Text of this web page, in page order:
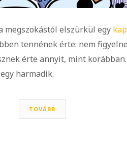
megszokástól elszürkül egy
tennének érte: nem
érte annyit, mint
harmadik.
TOVÁBB